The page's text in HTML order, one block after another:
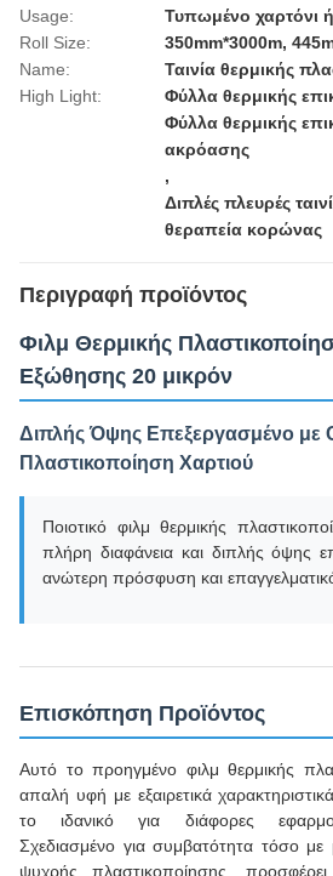
Usage:
Τυπωμένο χαρτόνι
Roll Size:
350mm*3000m,
Name:
Ταινία θερμικής
High Light:
Φύλλα θερμικής
Φύλλα θερμικής
ακρόασης
,
Διπλές πλευρές
θεραπεία κορώνας
Περιγραφή προϊόντος
Φιλμ Θερμικής
Εξώθησης 20 μικρόν
Διπλής Όψης Επεξεργασμένο με
Πλαστικοποίηση Χαρτιού
Ποιοτικό φιλμ θερμικής
πλήρη διαφάνεια και διπλής όψης
ανώτερη πρόσφυση και επαγγελματικό
Επισκόπηση Προϊόντος
Αυτό το προηγμένο φιλμ θερμικής
απαλή υφή με εξαιρετικά
το ιδανικό για διάφορες
Σχεδιασμένο για συμβατότητα τόσο
ψυχρής πλαστικοποίησης,